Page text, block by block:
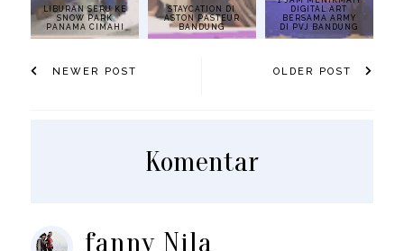
LIBURAN SERU KE
SNOW PARK
PANAMA CIMAHI
STAYCATION DI
ASTON PASTEUR
BANDUNG
DIGITAL ART
BERSAMA ARMY
DI PVJ BANDUNG
NEWER POST OLDER POST
Komentar
fanny Nila